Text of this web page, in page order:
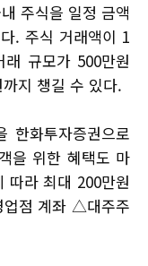
주식을 일정 금액
. 주식 거래액이 1
규모가 500만원
지 챙길 수 있다.
한화투자증권으로
을 위한 혜택도 마
따라 최대 200만원
점 계좌 △대주주